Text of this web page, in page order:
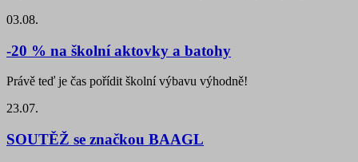
03.08.
-20 % na školní aktovky a batohy
Právě teď je čas pořídit školní výbavu výhodně!
23.07.
SOUTĚŽ se značkou BAAGL